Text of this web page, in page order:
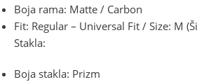
Boja rama: Matte / Carbon
Fit: Regular – Universal Fit / Size: M
Stakla:
Boja stakla: Prizm